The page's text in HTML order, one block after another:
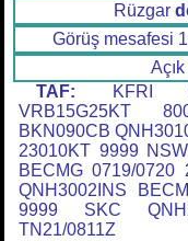
Rüzgar
Görüş mesafesi
TAF: KFRI
VRB15G25KT
BKN090CB
23010KT 9999
BECMG 0719/0720
QNH3002INS
9999 SKC
TN21/0811Z